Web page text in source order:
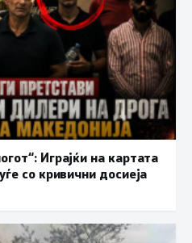
Играјќи на картата
со кривични досиеја